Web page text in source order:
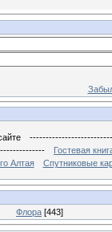
Гостевая
Алтая Спутниковые
Флора [443]